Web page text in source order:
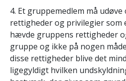
4. Et gruppemedlem må
rettigheder og privilegier som
hævde gruppens rettigheder
gruppe og ikke på nogen
disse rettigheder blive det
ligegyldigt hvilken